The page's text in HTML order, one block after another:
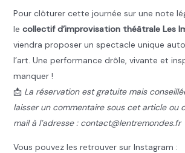
Pour clôturer cette journée sur une note
le collectif d’improvisation théâtrale Les
viendra proposer un spectacle unique
l’art. Une performance drôle, vivante et
manquer !
📩 La réservation est gratuite mais
laisser un commentaire sous cet article ou
mail à l’adresse : contact@lentremondes.fr
Vous pouvez les retrouver sur Instagram :